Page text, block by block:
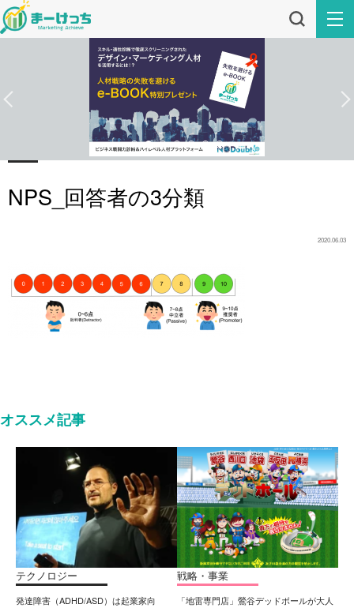
NPS_回答者の3分類
2020.06.03
オススメ記事
テクノロジー
発達障害（ADHD/ASD）は起業家向
戦略・事業
「地雷専門店」鶯谷デッドボールが大人